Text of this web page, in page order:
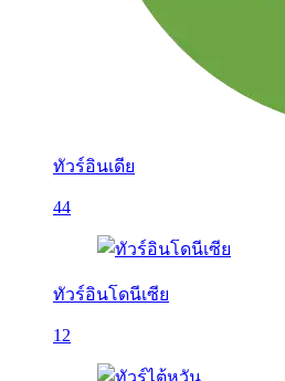
ทัวร์อินเดีย
44
ทัวร์อินโดนีเซีย
12